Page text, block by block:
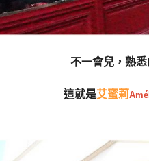
不一會兒，熟
這就是艾蜜莉